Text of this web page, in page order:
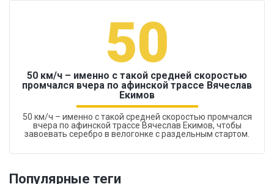
50
50 км/ч – именно с такой средней скоростью
промчался вчера по афинской трассе Вячеслав
Екимов
50 км/ч – именно с такой средней скоростью промчался
вчера по афинской трассе Вячеслав Екимов, чтобы
завоевать серебро в велогонке с раздельным стартом.
Популярные теги